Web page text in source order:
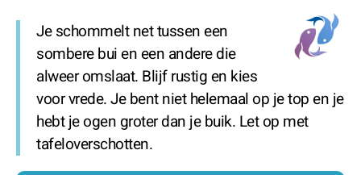
Je schommelt net tussen een
sombere bui en een andere die
alweer omslaat. Blijf rustig en kies
voor vrede. Je bent niet helemaal op je top en je
hebt je ogen groter dan je buik. Let op met
tafeloverschotten.